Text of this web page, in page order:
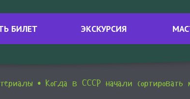
БИЛЕТ ЭКСКУРСИЯ
Когда в СССР начали сортировать